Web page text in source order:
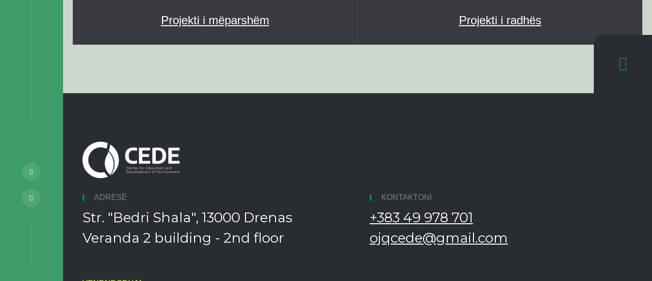
Projekti i mëparshëm Projekti i radhës
ADRESË
Str. "Bedri Shala", 13000 Drenas
Veranda 2 building - 2nd floor
KONTAKTONI
+383 49 978 701
ojqcede@gmail.com